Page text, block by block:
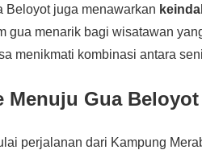
Beloyot juga menawarkan
gua menarik bagi wisatawan
menikmati kombinasi antara
Menuju Gua Beloyot
perjalanan dari Kampung